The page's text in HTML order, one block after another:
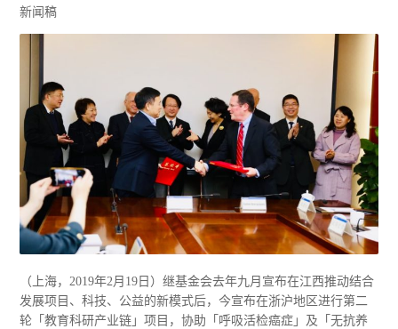
新闻稿
（上海，2019年2月19日）继基金会去年九月宣布在江西推动结合
发展项目、科技、公益的新模式后，今宣布在浙沪地区进行第二
轮「教育科研产业链」项目，协助「呼吸活检癌症」及「无抗养